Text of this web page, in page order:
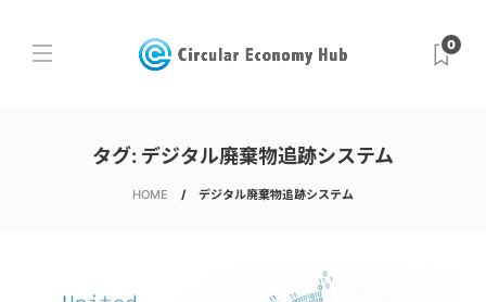
0
タグ: デジタル廃棄物追跡システム
HOME デジタル廃棄物追跡システム